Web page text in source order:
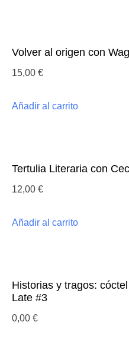
Volver al origen con
15,00 €
Añadir al carrito
Tertulia Literaria con
12,00 €
Añadir al carrito
Historias y tragos:
Late #3
0,00 €